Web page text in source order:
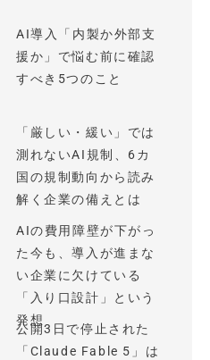
AI導入「内製か外部支
援か」で悩む前に確認
すべき5つのこと
「厳しい・緩い」では
測れないAI規制、6カ
国の規制動向から読み
解く企業の備えとは
AIの費用障壁が下がっ
た今も、導入が進まな
い企業に欠けている
「入り口設計」という
発想
公開3日で停止された
「Claude Fable 5」は